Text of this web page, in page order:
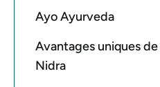
Ayo Ayurveda
Avantages uniques
Nidra